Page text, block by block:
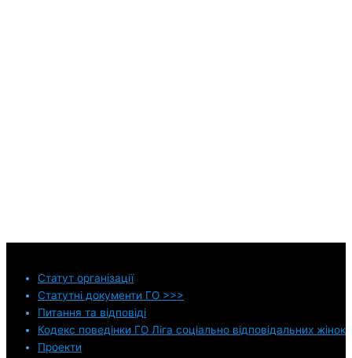
Статут організації
Статутні документи ГО >>>
Питання та відповіді
Кодекс поведінки ГО Ліга соціально відповідальних жінок
Проекти